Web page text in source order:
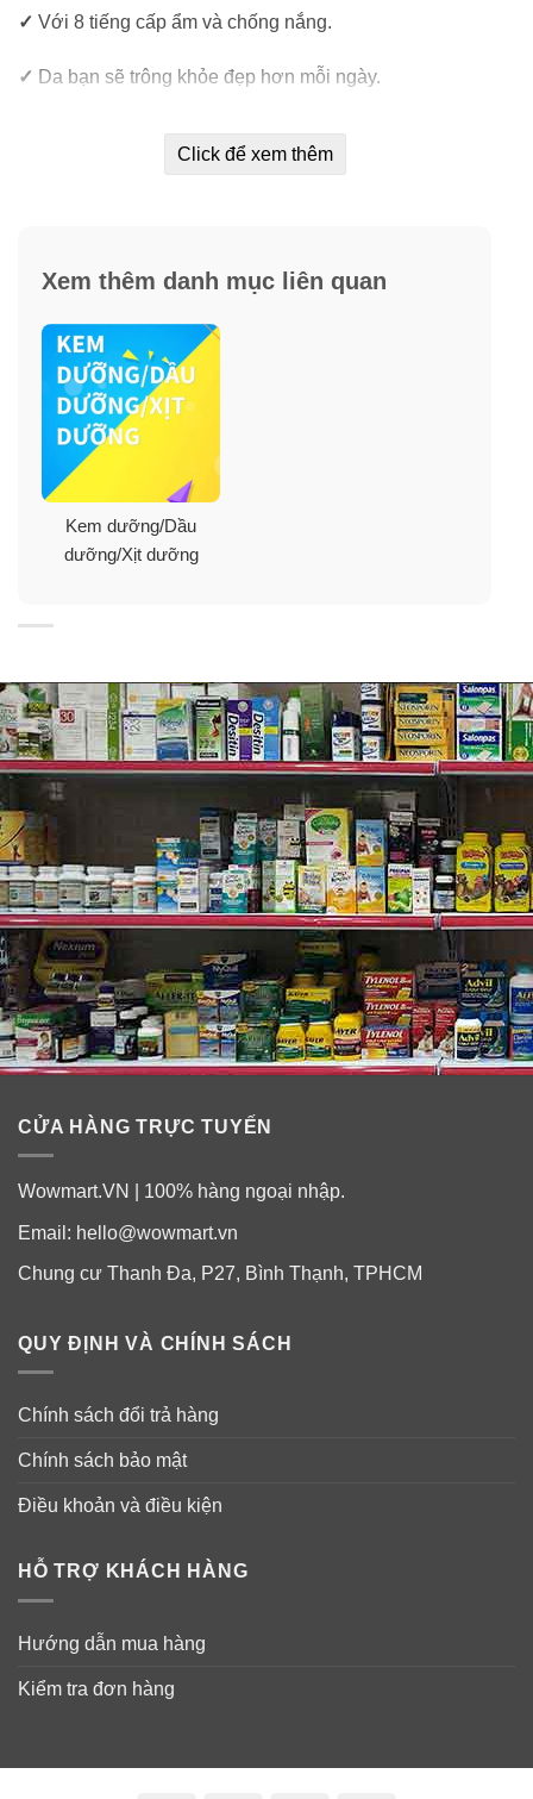
✓ Với 8 tiếng cấp ẩm và chống nắng.
✓ Da bạn sẽ trông khỏe đẹp hơn mỗi ngày.
Bảo vệ da luôn mềm mịn.
bết dính.
Không chứa cồn.
Không chất tạo mùi.
Không chất tạo màu.
Hướng dẫn sử dụng:
+ Thoa 15 phút trước khi ra nắng, và thoa lại tối thiểu
sau mỗi 2 giờ.
+ Sử dụng đều đặn mỗi ngày sẽ thấy sự khác biệt của
làn da mịn màng.
+ Dùng kem làm lớp lót cho da khi trang điểm hằng
Click để xem thêm
Xem thêm danh mục liên quan
Kem dưỡng/Dầu
dưỡng/Xịt dưỡng
CỬA HÀNG TRỰC TUYẾN
Wowmart.VN | 100% hàng ngoại nhập.
Email: hello@wowmart.vn
Chung cư Thanh Đa, P27, Bình Thạnh, TPHCM
QUY ĐỊNH VÀ CHÍNH SÁCH
Chính sách đổi trả hàng
Chính sách bảo mật
Điều khoản và điều kiện
HỖ TRỢ KHÁCH HÀNG
Hướng dẫn mua hàng
Kiểm tra đơn hàng